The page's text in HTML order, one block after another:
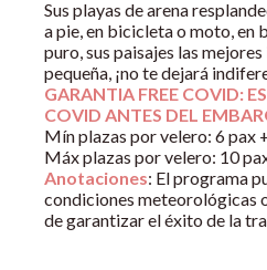
Sus playas de arena
a pie, en bicicleta o moto, en
puro, sus paisajes las
pequeña, ¡no te dejará
GARANTIA FREE COVID:
COVID ANTES DEL
Mín plazas por velero: 6 pax
Máx plazas por velero: 10
Anotaciones: El programa
condiciones meteorológicas
de garantizar el éxito de la